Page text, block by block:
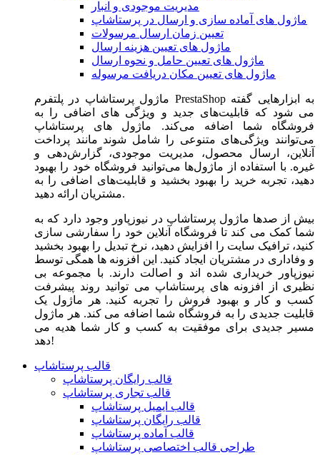
مدیریت موجودی و انبار
ماژول های آماده سازی و ارسال در پرستاشاپ
تعیین زمان ارسال مرسولات
ماژول های تعیین هزینه ارسال
ماژول های تعیین حامل و نحوه ارسال
ماژول های تعیین مکان دریافت مرسوله
ماژول‌ پرستاشاپ در پلتفرم PrestaShop به ابزارهایی گفته
می شود که قابلیت‌های جدید و ویژگی های اضافی را به
فروشگاه شما اضافه می‌کند. ماژول های پرستاشاپ
می‌توانند ویژگی‌های متنوعی را شامل شوند مانند پرداخت
آنلاین، ارسال محصول، مدیریت موجودی، گزارش‌دهی و
غیره. با استفاده از ماژول‌ها می‌توانید فروشگاه خود را بهبود
دهید، تجربه خرید را بهبود بخشید و قابلیت‌های اضافی را به
مشتریان ارائه دهید.
بیش از صدها ماژول پرستاشاپ در نیوزپاور وجود دارد که به
شما کمک می کند تا فروشگاه آنلاین خود را سفارشی سازی
کنید، ترافیک سایت را افزایش دهید، نرخ تبدیل را بهبود بخشید
و وفاداری در مشتریان ایجاد کنید. این افزونه ها همگی توسط
نیوزپاور خریداری شده اند و اصالت دارند. با مجموعه بی
نظیری از افزونه های پرستاشاپ می توانید روند پیشرفت
کسب و کار و بهبود فروش را تجربه کنید. هر ماژول یک
قابلیت جدیدی را به فروشگاه شما اضافه می کند. هر ماژول
مسیر جدیدی برای موفقیت به کسب و کار شما هدیه می
دهد!
قالب پرستاشاپ
قالب رایگان پرستاشاپ
قالب تجاری پرستاشاپ
قالب ایمیل پرستاشاپ
قالب رایگان پرستاشاپ
قالب آماده پرستاشاپ
طراحی قالب اختصاصی پرستاشاپ